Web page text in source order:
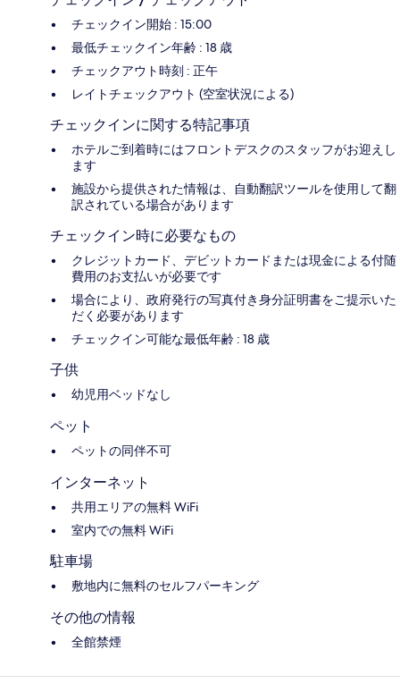
チェックイン開始 : 15:00
最低チェックイン年齢 : 18 歳
チェックアウト時刻 : 正午
レイトチェックアウト (空室状況による)
チェックインに関する特記事項
ホテルご到着時にはフロントデスクのスタッフがお迎えし
ます
施設から提供された情報は、自動翻訳ツールを使用して翻
訳されている場合があります
チェックイン時に必要なもの
クレジットカード、デビットカードまたは現金による付随
費用のお支払いが必要です
場合により、政府発行の写真付き身分証明書をご提示いた
だく必要があります
チェックイン可能な最低年齢 : 18 歳
子供
幼児用ベッドなし
ペット
ペットの同伴不可
インターネット
共用エリアの無料 WiFi
室内での無料 WiFi
駐車場
敷地内に無料のセルフパーキング
その他の情報
全館禁煙